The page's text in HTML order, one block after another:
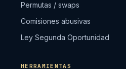
Permutas / swaps
Comisiones abusivas
Ley Segunda Oportunidad
HERRAMIENTAS